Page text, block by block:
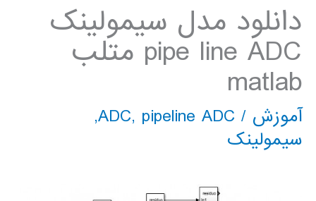
دانلود مدل سیمولینک
pipe line ADC متلب
matlab
آموزش /
ADC, pipeline ADC
,
سیمولینک